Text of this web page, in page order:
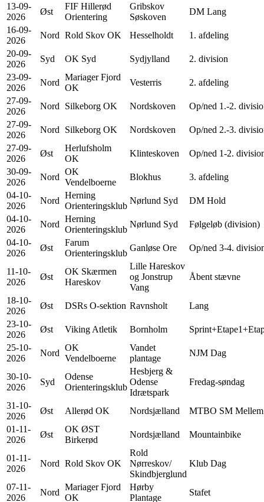
13-09-
2026
Øst
FIF Hillerød
Orientering
Gribskov
Søskoven
DM Lang
16-09-
2026
Nord Rold Skov OK Hesselholdt
1. afdeling
20-09-
2026
Syd OK Syd Sydjylland
2. division
23-09-
2026
Nord
Mariager Fjord
OK
Vesterris
2. afdeling
27-09-
2026
Nord Silkeborg OK Nordskoven
Op/ned 1.-2.
27-09-
2026
Nord Silkeborg OK Nordskoven
Op/ned 2.-3.
27-09-
2026
Øst
Herlufsholm
OK
Klinteskoven
Op/ned 1-2.
30-09-
2026
Nord
OK
Vendelboerne
Blokhus
3. afdeling
04-10-
2026
Nord
Herning
Orienteringsklub
Nørlund Syd
DM Hold
04-10-
2026
Nord
Herning
Orienteringsklub
Nørlund Syd
Følgeløb (division)
04-10-
2026
Øst
Farum
Orienteringsklub
Ganløse Ore Op/ned 3-4.
11-10-
2026
Øst
OK Skærmen
Hareskov
Lille Hareskov
og Jonstrup
Vang
Åbent stævne
18-10-
2026
Øst DSRs O-sektion Ravnsholt
Lang
23-10-
2026
Øst Viking Atletik Bornholm
25-10-
2026
Nord
OK
Vendelboerne
Vandet
plantage
NJM Dag
30-10-
2026
Syd
Odense
Orienteringsklub
Hesbjerg &
Odense
Idrætspark
Fredag-søndag
31-10-
2026
Øst Allerød OK Nordsjælland
MTBO SM Mellem
01-11-
2026
Øst
OK ØST
Birkerød
Nordsjælland Mountainbike
01-11-
2026
Nord Rold Skov OK
Rold
Nørreskov/
Skindbjerglund
Klub Dag
07-11-
2026
Nord
Mariager Fjord
OK
Hørby
Plantage
Stafet